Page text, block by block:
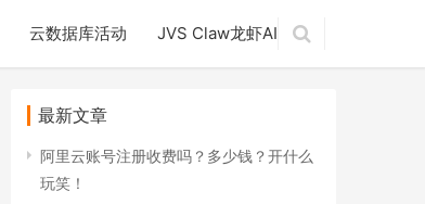
云数据库活动 JVS Claw龙虾AI
最新文章
阿里云账号注册收费吗？多少钱？开什么
玩笑！